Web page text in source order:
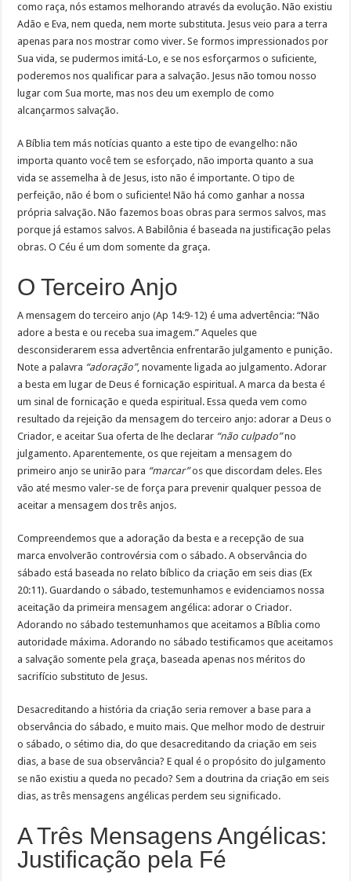
como raça, nós estamos melhorando através da evolução. Não existiu
Adão e Eva, nem queda, nem morte substituta. Jesus veio para a terra
apenas para nos mostrar como viver. Se formos impressionados por
Sua vida, se pudermos imitá-Lo, e se nos esforçarmos o suficiente,
poderemos nos qualificar para a salvação. Jesus não tomou nosso
lugar com Sua morte, mas nos deu um exemplo de como
alcançarmos salvação.
A Bíblia tem más notícias quanto a este tipo de evangelho: não
importa quanto você tem se esforçado, não importa quanto a sua
vida se assemelha à de Jesus, isto não é importante. O tipo de
perfeição, não é bom o suficiente! Não há como ganhar a nossa
própria salvação. Não fazemos boas obras para sermos salvos, mas
porque já estamos salvos. A Babilônia é baseada na justificação pelas
obras. O Céu é um dom somente da graça.
O Terceiro Anjo
A mensagem do terceiro anjo (Ap 14:9-12) é uma advertência: “Não
adore a besta e ou receba sua imagem.” Aqueles que
desconsiderarem essa advertência enfrentarão julgamento e punição.
Note a palavra “adoração”, novamente ligada ao julgamento. Adorar
a besta em lugar de Deus é fornicação espiritual. A marca da besta é
um sinal de fornicação e queda espiritual. Essa queda vem como
resultado da rejeição da mensagem do terceiro anjo: adorar a Deus o
Criador, e aceitar Sua oferta de lhe declarar “não culpado”no
julgamento. Aparentemente, os que rejeitam a mensagem do
primeiro anjo se unirão para “marcar”os que discordam deles. Eles
vão até mesmo valer-se de força para prevenir qualquer pessoa de
aceitar a mensagem dos três anjos.
Compreendemos que a adoração da besta e a recepção de sua
marca envolverão controvérsia com o sábado. A observância do
sábado está baseada no relato bíblico da criação em seis dias (Ex
20:11). Guardando o sábado, testemunhamos e evidenciamos nossa
aceitação da primeira mensagem angélica: adorar o Criador.
Adorando no sábado testemunhamos que aceitamos a Bíblia como
autoridade máxima. Adorando no sábado testificamos que aceitamos
a salvação somente pela graça, baseada apenas nos méritos do
sacrifício substituto de Jesus.
Desacreditando a história da criação seria remover a base para a
observância do sábado, e muito mais. Que melhor modo de destruir
o sábado, o sétimo dia, do que desacreditando da criação em seis
dias, a base de sua observância? E qual é o propósito do julgamento
se não existiu a queda no pecado? Sem a doutrina da criação em seis
dias, as três mensagens angélicas perdem seu significado.
A Três Mensagens Angélicas:
Justificação pela Fé